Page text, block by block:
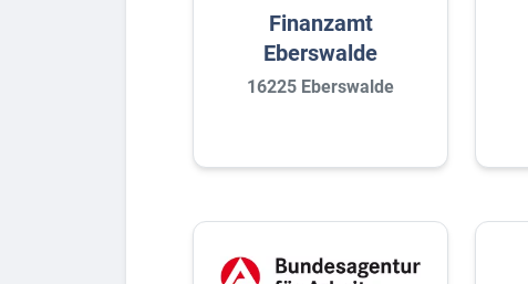
Finanzamt
Eberswalde
16225 Eberswalde